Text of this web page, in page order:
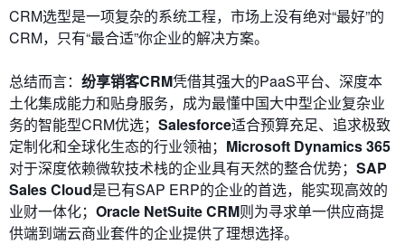
CRM选型是一项复杂的系统工程，市场上没有绝对“最好”的
CRM，只有“最合适”你企业的解决方案。
总结而言： 纷享销客CRM凭借其强大的PaaS平台、深度本
土化集成能力和贴身服务，成为最懂中国大中型企业复杂业
务的智能型CRM优选； Salesforce适合预算充足、追求极致
定制化和全球化生态的行业领袖； Microsoft Dynamics 365
对于深度依赖微软技术栈的企业具有天然的整合优势； SAP
Sales Cloud是已有SAP ERP的企业的首选，能实现高效的
业财一体化； Oracle NetSuite CRM则为寻求单一供应商提
供端到端云商业套件的企业提供了理想选择。